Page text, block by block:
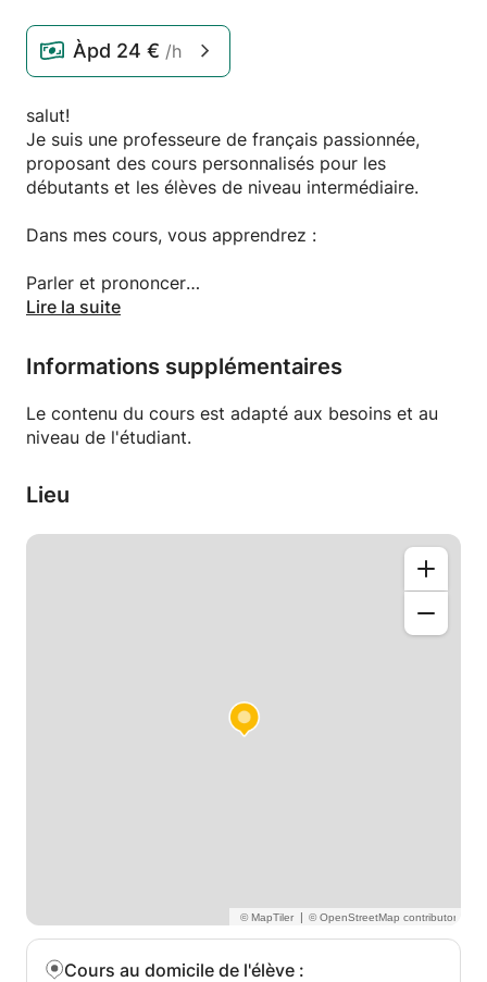
Àpd 24 € /h
salut!
Je suis une professeure de français passionnée,
proposant des cours personnalisés pour les
débutants et les élèves de niveau intermédiaire.
Dans mes cours, vous apprendrez :
Parler et prononcer
Grammaire et vocabulaire
culture française
Les cours sont adaptés à votre niveau et à vos
objectifs.
Cours en ligne et en présentiel disponibles.
Réservez votre premier cours et commencez à
Lire la suite
Informations supplémentaires
Le contenu du cours est adapté aux besoins et au
niveau de l'étudiant.
Lieu
|
Cours au domicile de l'élève :